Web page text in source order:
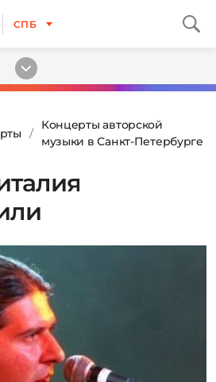
СПБ
Концерты авторской
музыки в Санкт-Петербурге